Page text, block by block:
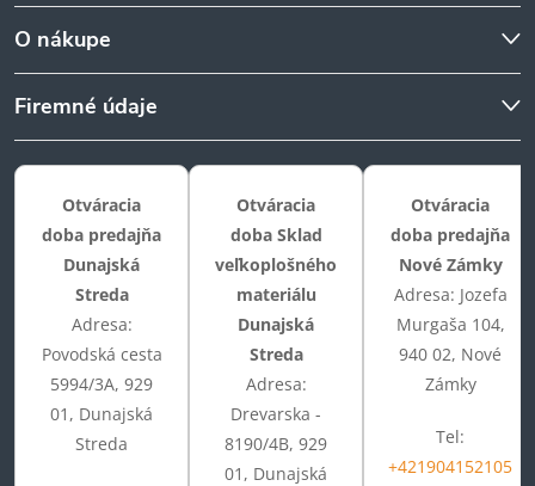
O nákupe
Firemné údaje
Otváracia
doba predajňa
Dunajská
Streda
Adresa:
Povodská cesta
5994/3A, 929
01, Dunajská
Streda
Otváracia
doba Sklad
veľkoplošného
materiálu
Dunajská
Streda
Adresa:
Drevarska -
8190/4B, 929
01, Dunajská
Otváracia
doba predajňa
Nové Zámky
Adresa: Jozefa
Murgaša 104,
940 02, Nové
Zámky
Tel:
+421904152105